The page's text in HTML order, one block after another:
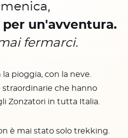
un'avventura.
fermarci.
la pioggia, con la neve.
straordinarie che hanno
Zonzatori in tutta Italia.
è mai stato solo trekking.